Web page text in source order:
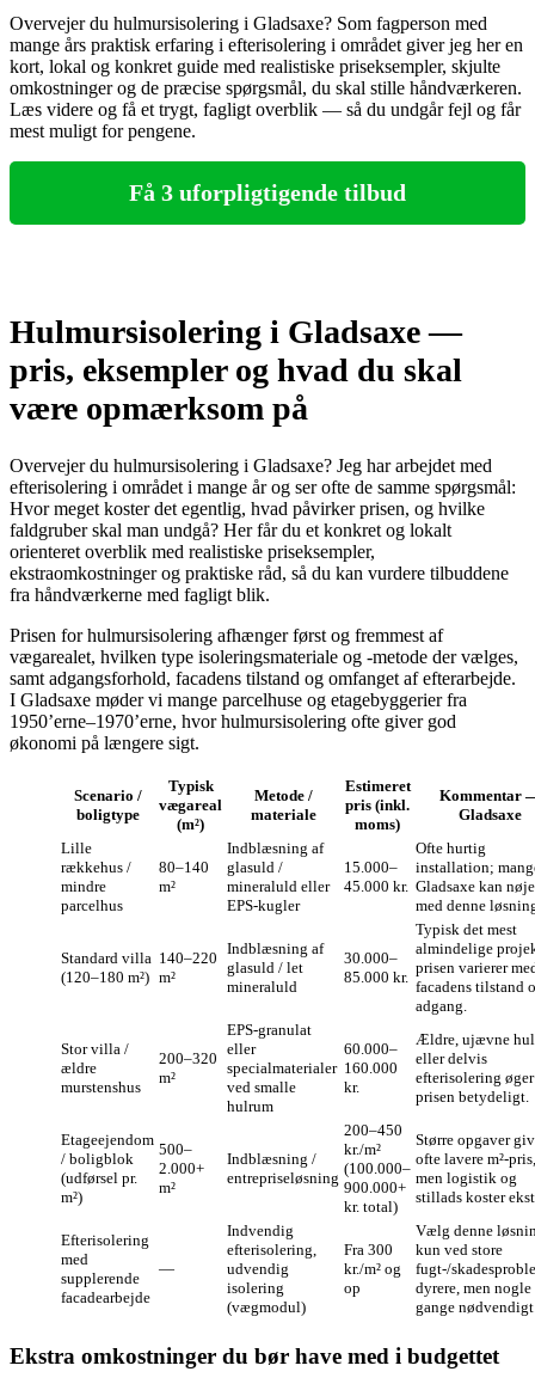
Overvejer du hulmursisolering i Gladsaxe? Som fagperson med
mange års praktisk erfaring i efterisolering i området giver jeg her en
kort, lokal og konkret guide med realistiske priseksempler, skjulte
omkostninger og de præcise spørgsmål, du skal stille håndværkeren.
Læs videre og få et trygt, fagligt overblik — så du undgår fejl og får
mest muligt for pengene.
Få 3 uforpligtigende tilbud
Hulmursisolering i Gladsaxe —
pris, eksempler og hvad du skal
være opmærksom på
Overvejer du hulmursisolering i Gladsaxe? Jeg har arbejdet med
efterisolering i området i mange år og ser ofte de samme spørgsmål:
Hvor meget koster det egentlig, hvad påvirker prisen, og hvilke
faldgruber skal man undgå? Her får du et konkret og lokalt
orienteret overblik med realistiske priseksempler,
ekstraomkostninger og praktiske råd, så du kan vurdere tilbuddene
fra håndværkerne med fagligt blik.
Prisen for hulmursisolering afhænger først og fremmest af
vægarealet, hvilken type isoleringsmateriale og -metode der vælges,
samt adgangsforhold, facadens tilstand og omfanget af efterarbejde.
I Gladsaxe møder vi mange parcelhuse og etagebyggerier fra
1950’erne–1970’erne, hvor hulmursisolering ofte giver god
økonomi på længere sigt.
Scenario /
boligtype
Typisk
vægareal
(m²)
Metode /
materiale
Estimeret
pris (inkl.
moms)
Kommentar
Gladsaxe
Lille
rækkehus /
mindre
parcelhus
80–140
m²
Indblæsning af
glasuld /
mineraluld eller
EPS-kugler
15.000–
45.000 kr.
Ofte hurtig
installation;
Gladsaxe kan
med denne
Standard villa
(120–180 m²)
140–220
m²
Indblæsning af
glasuld / let
mineraluld
30.000–
85.000 kr.
Typisk det mest
almindelige
prisen varierer
facadens tilstand
adgang.
Stor villa /
ældre
murstenshus
200–320
m²
EPS‑granulat
eller
specialmaterialer
ved smalle
hulrum
60.000–
160.000
kr.
Ældre, ujævne
eller delvis
efterisolering øger
prisen betydeligt.
Etageejendom
/ boligblok
(udførsel pr.
m²)
500–
2.000+
m²
Indblæsning /
entrepriseløsning
200–450
kr./m²
(100.000–
900.000+
kr. total)
Større opgaver
ofte lavere m²‑pris,
men logistik og
stillads koster
Efterisolering
med
supplerende
facadearbejde
—
Indvendig
efterisolering,
udvendig
isolering
(vægmodul)
Fra 300
kr./m² og
op
Vælg denne
kun ved store
fugt-/
dyrere, men nogle
gange
Ekstra omkostninger du bør have med i budgettet